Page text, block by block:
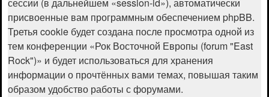
сессии (в дальнейшем «session-id»), автоматически
присвоенные вам программным обеспечением phpBB.
Третья cookie будет создана после просмотра одной из
тем конференции «Рок Восточной Европы (forum "East
Rock")» и будет использоваться для хранения
информации о прочтённых вами темах, повышая таким
образом удобство работы с форумами.